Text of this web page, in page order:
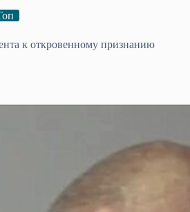
к откровенному признанию